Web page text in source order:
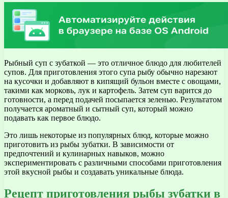
Рыбный суп с зубаткой — это отличное блюдо для любителей
супов. Для приготовления этого супа рыбу обычно нарезают
на кусочки и добавляют в кипящий бульон вместе с овощами,
такими как морковь, лук и картофель. Затем суп варится до
готовности, а перед подачей посыпается зеленью. Результатом
получается ароматный и сытный суп, который можно
подавать как первое блюдо.
Это лишь некоторые из популярных блюд, которые можно
приготовить из рыбы зубатки. В зависимости от
предпочтений и кулинарных навыков, можно
экспериментировать с различными способами приготовления
этой вкусной рыбы и создавать уникальные блюда.
Рецепт приготовления рыбы зубатки в